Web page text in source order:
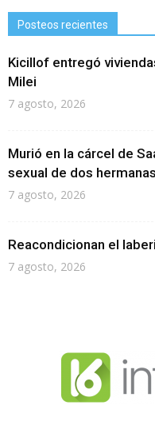
Posteos recientes
Kicillof entregó
Milei
7 agosto, 2026
Murió en la cárcel de
sexual de dos hermanas
7 agosto, 2026
Reacondicionan el
7 agosto, 2026